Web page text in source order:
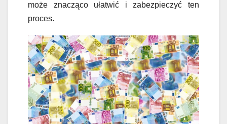
może znacząco ułatwić i zabezpieczyć ten
proces.